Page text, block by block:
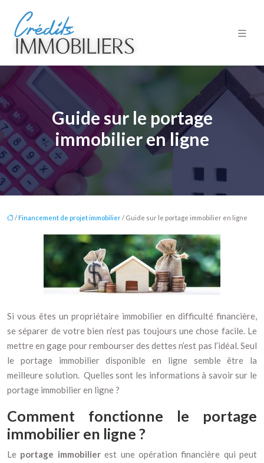
Guide sur le portage
immobilier en ligne
/Financement de projet immobilier/ Guide sur le portage immobilier en ligne
Si vous êtes un propriétaire immobilier en difficulté financière,
se séparer de votre bien n’est pas toujours une chose facile. Le
mettre en gage pour rembourser des dettes n’est pas l’idéal.Seul
le portage immobilier disponible en ligne semble être la
meilleure solution. Quelles sont les informations à savoir sur le
portage immobilier en ligne ?
Comment fonctionne le portage
immobilier en ligne ?
Le portage immobilierest une opération financière qui peut